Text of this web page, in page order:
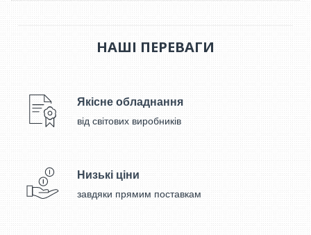
НАШІ ПЕРЕВАГИ
Якісне обладнання
від світових виробників
Низькі ціни
завдяки прямим поставкам